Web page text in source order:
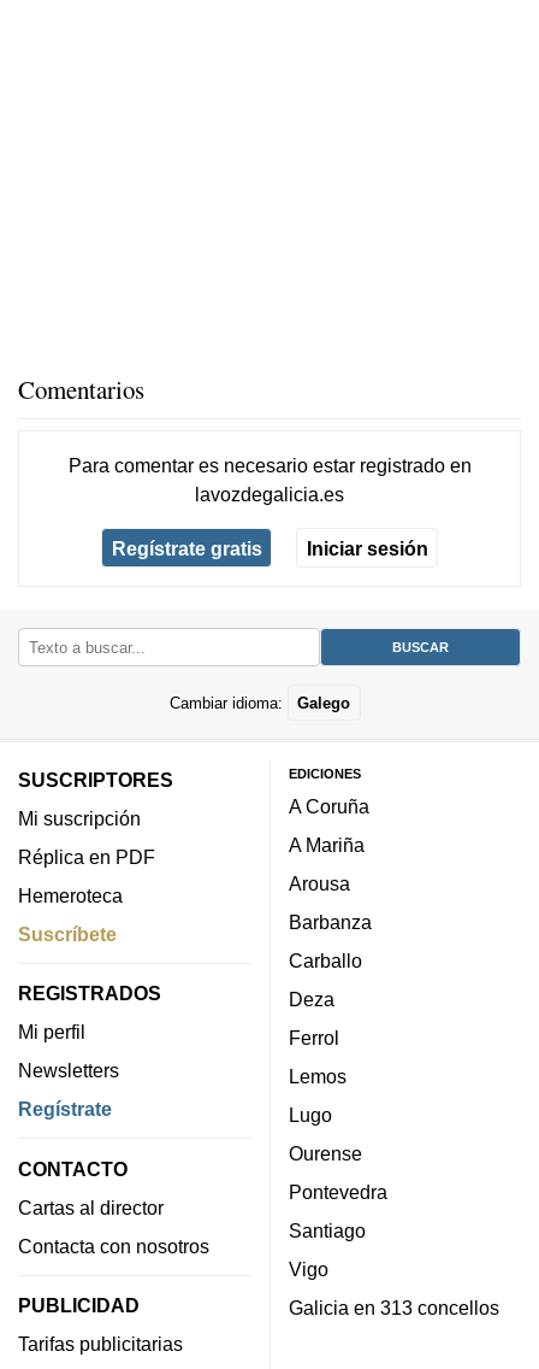
Comentarios
Para comentar es necesario estar registradoen
lavozdegalicia.es
Regístrate gratis Iniciar sesión
Cambiar idioma: Galego
SUSCRIPTORES
Mi suscripción
Réplica en PDF
Hemeroteca
Suscríbete
REGISTRADOS
Mi perfil
Newsletters
Regístrate
CONTACTO
Cartas al director
Contacta con nosotros
PUBLICIDAD
Tarifas publicitarias
EDICIONES
A Coruña
A Mariña
Arousa
Barbanza
Carballo
Deza
Ferrol
Lemos
Lugo
Ourense
Pontevedra
Santiago
Vigo
Galicia en 313 concellos